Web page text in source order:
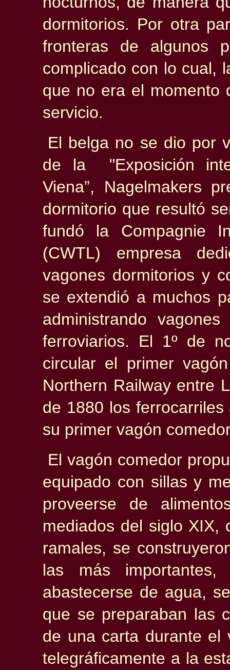
dormitorios. Por otra
fronteras de algunos
complicado con lo cual,
que no era el momento
servicio.
El belga no se dio por
de la "Exposición
Viena”, Nagelmakers
dormitorio que resultó
fundó la Compagnie
(CWTL) empresa
vagones dormitorios y
se extendió a muchos
administrando
ferroviarios. El 1º de
circular el primer
Northern Railway entre
de 1880 los
su primer vagón
El vagón comedor
equipado con sillas y
proveerse de
mediados del siglo XIX,
ramales, se
las más
abastecerse de agua,
que se preparaban las
de una carta durante el
telegráficamente a la